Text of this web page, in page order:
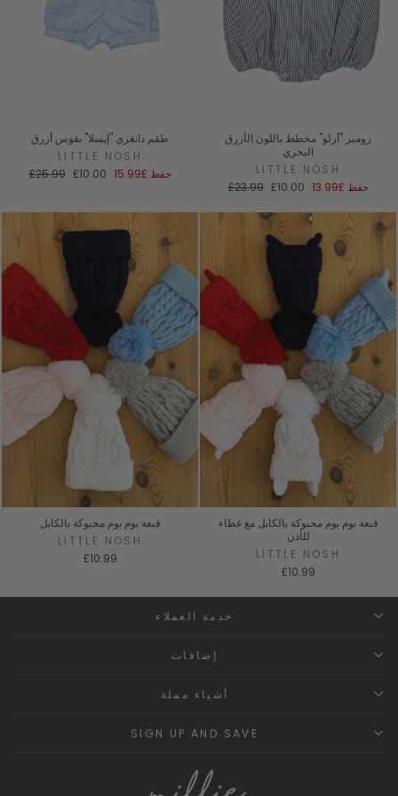
طقم دانغري "إيسلا" بقوس أزرق
LITTLE NOSH
السعر
£25.99 سعر
£10.00 حفظ £15.99
رومبر "أرلو" مخطط باللون الأزرق
البحري
LITTLE NOSH
السعر
£23.99 سعر
£10.00 حفظ £13.99
قبعة بوم بوم محبوكة بالكابل
LITTLE NOSH
£10.99
قبعة بوم بوم محبوكة بالكابل مع غطاء
للأذن
LITTLE NOSH
£10.99
خدمة العملاء
إضافات
أشياء مملة
SIGN UP AND SAVE